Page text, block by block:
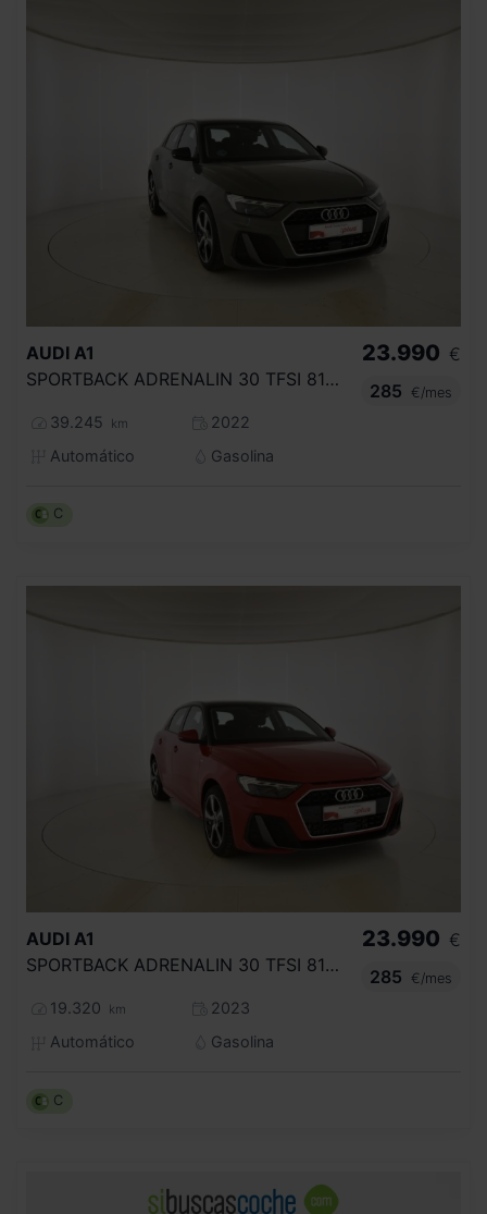
AUDI A1
SPORTBACK ADRENALIN 30 TFSI 81KW S TRON
39.245 km
2022
Automático
Gasolina
23.990 €
285
€/mes
C
AUDI A1
SPORTBACK ADRENALIN 30 TFSI 81KW S TRON
19.320 km
2023
Automático
Gasolina
23.990 €
285
€/mes
C